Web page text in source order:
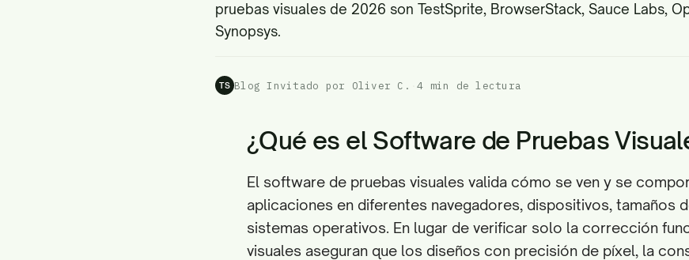
pruebas visuales de 2026 son TestSprite, BrowserStack, Sauce Labs,
Synopsys.
TS Blog Invitado por Oliver C. 4 min de lectura
¿Qué es el Software de Pruebas
El software de pruebas visuales valida cómo se ven y se
aplicaciones en diferentes navegadores, dispositivos, tamaños
sistemas operativos. En lugar de verificar solo la corrección
visuales aseguran que los diseños con precisión de píxel, la